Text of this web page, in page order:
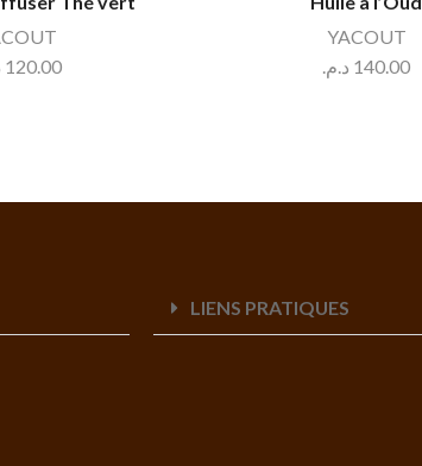
120.00
YACOUT
140.00 د.م.
LIENS PRATIQUES